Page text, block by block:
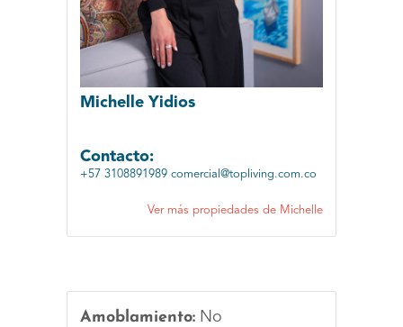
Michelle Yidios
Contacto:
+57 3108891989 comercial@topliving.com.co
Ver más propiedades de Michelle
Amoblamiento: No